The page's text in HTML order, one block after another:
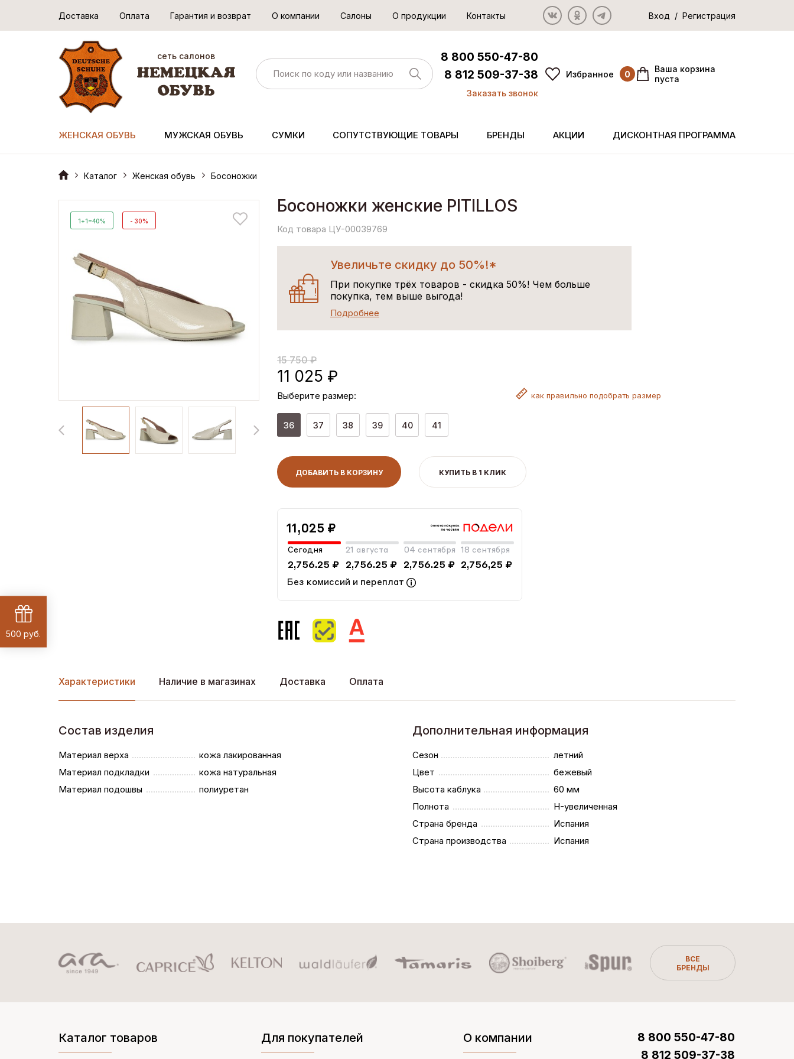
Доставка Оплата Гарантия и возврат О компании Салоны О продукции Контакты Вход / Регистрация
сеть салонов
8 800 550-47-80
8 812 509-37-38
Заказать звонок
Избранное 0
Ваша корзина
пуста
ЖЕНСКАЯ ОБУВЬ МУЖСКАЯ ОБУВЬ СУМКИ СОПУТСТВУЮЩИЕ ТОВАРЫ БРЕНДЫ АКЦИИ ДИСКОНТНАЯ ПРОГРАММА
Каталог Женская обувь Босоножки
1+1=40% - 30%
Босоножки женские PITILLOS
Код товара ЦУ-00039769
Увеличьте скидку до 50%!*
При покупке трёх товаров - скидка 50%! Чем больше
покупка, тем выше выгода!
Подробнее
15 750 ₽
11 025 ₽
Выберите размер: как правильно подобрать размер
36 37 38 39 40 41
ДОБАВИТЬ В КОРЗИНУ КУПИТЬ В 1 КЛИК
11,025 ₽
Сегодня
2,756.25 ₽
21 августа
2,756.25 ₽
04 сентября
2,756.25 ₽
18 сентября
2,756,25 ₽
Без комиссий и переплат
Характеристики Наличие в магазинах Доставка Оплата
Состав изделия
Материал верха
кожа лакированная
Материал подкладки
кожа натуральная
Материал подошвы
полиуретан
Дополнительная информация
Сезон
летний
Цвет
бежевый
Высота каблука
60 мм
Полнота
H-увеличенная
Страна бренда
Испания
Страна производства
Испания
ВСЕ
БРЕНДЫ
Каталог товаров Для покупателей О компании
8 800 550-47-80
8 812 509-37-38
500 руб.